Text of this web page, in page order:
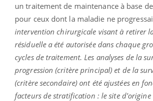
un traitement de maintenance à base
pour ceux dont la maladie ne
intervention chirurgicale visant à retirer
résiduelle a été autorisée dans chaque
cycles de traitement. Les analyses de la
progression (critère principal) et de la
(critère secondaire) ont été ajustées en
facteurs de stratification : le site